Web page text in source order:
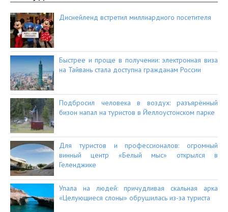
Диснейленд встретил миллиардного посетителя
Быстрее и проще в получении: электронная виза
на Тайвань стала доступна гражданам России
Подбросил человека в воздух: разъярённый
бизон напал на туристов в Йеллоустонском парке
Для туристов и профессионалов: огромный
винный центр «Белый мыс» открылся в
Геленджике
Упала на людей: причудливая скальная арка
«Целующиеся слоны» обрушилась из-за туриста